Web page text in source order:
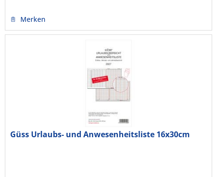
Merken
Güss Urlaubs- und Anwesenheitsliste 16x30cm